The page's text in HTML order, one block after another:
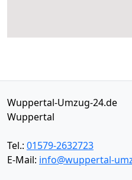
Wuppertal-Umzug-24.de
Wuppertal
Tel.: 01579-2632723
E-Mail: info@wuppertal-